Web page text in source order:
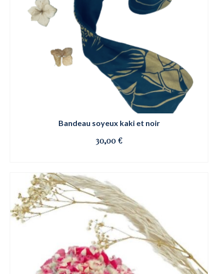
Bandeau soyeux kaki et noir
30,00€